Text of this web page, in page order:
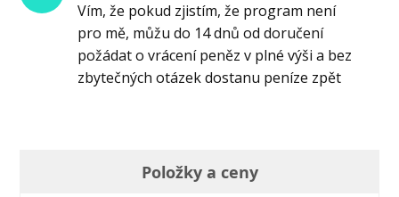
Vím, že pokud zjistím, že program není
pro mě, můžu do 14 dnů od doručení
požádat o vrácení peněz v plné výši a bez
zbytečných otázek dostanu peníze zpět
Položky a ceny